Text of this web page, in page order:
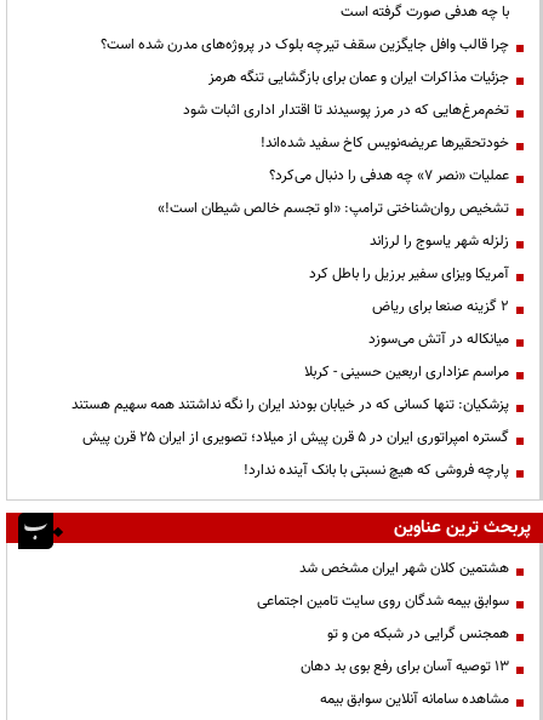
با چه هدفی صورت گرفته است
چرا قالب وافل جایگزین سقف تیرچه بلوک در پروژه‌های مدرن شده است؟
جزئیات مذاکرات ایران و عمان برای بازگشایی تنگه هرمز
تخم‌مرغ‌هایی که در مرز پوسیدند تا اقتدار اداری اثبات شود
خودتحقیرها عریضه‌نویس کاخ سفید شده‌اند!
عملیات «نصر ۷» چه هدفی را دنبال می‌کرد؟
تشخیص روان‌شناختی ترامپ: «او تجسم خالص شیطان است!»
زلزله شهر یاسوج را لرزاند
آمریکا ویزای سفیر برزیل را باطل کرد
۲ گزینه صنعا برای ریاض
میانکاله در آتش می‌سوزد
مراسم عزاداری اربعین حسینی - کربلا
پزشکیان: تنها کسانی که در خیابان بودند ایران را نگه نداشتند همه سهیم هستند
گستره امپراتوری ایران در ۵ قرن پیش از میلاد؛ تصویری از ایران ۲۵ قرن پیش
پارچه فروشی که هیچ نسبتی با بانک آینده ندارد!
پربحث ترین عناوین
هشتمین کلان شهر ایران مشخص شد
سوابق بیمه شدگان روی سایت تامین اجتماعی
همجنس گرایی در شبکه من و تو
13 توصیه آسان برای رفع بوی بد دهان
مشاهده سامانه آنلاين سوابق بیمه